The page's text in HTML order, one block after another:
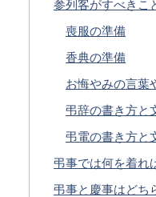
参列客がすべきこ
喪服の準備
香典の準備
お悔やみの言葉
弔辞の書き方と
弔電の書き方と
弔事では何を着れ
弔事と慶事はどち